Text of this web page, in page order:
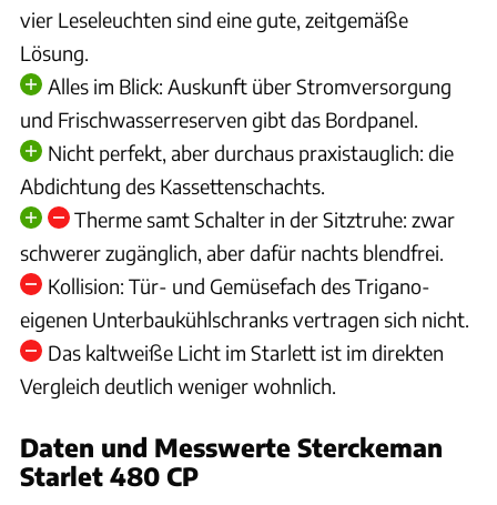
vier Leseleuchten sind eine gute, zeitgemäße
Lösung.
Alles im Blick: Auskunft über Stromversorgung
und Frischwasserreserven gibt das Bordpanel.
Nicht perfekt, aber durchaus praxistauglich: die
Abdichtung des Kassettenschachts.
Therme samt Schalter in der Sitztruhe: zwar
schwerer zugänglich, aber dafür nachts blendfrei.
Kollision: Tür- und Gemüsefach des Trigano-
eigenen Unterbaukühlschranks vertragen sich nicht.
Das kaltweiße Licht im Starlett ist im direkten
Vergleich deutlich weniger wohnlich.
Daten und Messwerte Sterckeman
Starlet 480 CP